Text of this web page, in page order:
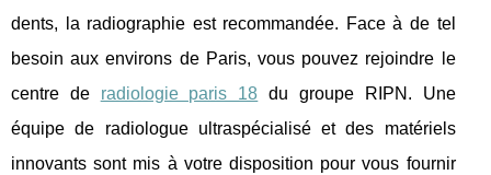
dents, la radiographie est recommandée. Face à de tel
besoin aux environs de Paris, vous pouvez rejoindre le
centre de radiologie paris 18 du groupe RIPN. Une
équipe de radiologue ultraspécialisé et des matériels
innovants sont mis à votre disposition pour vous fournir